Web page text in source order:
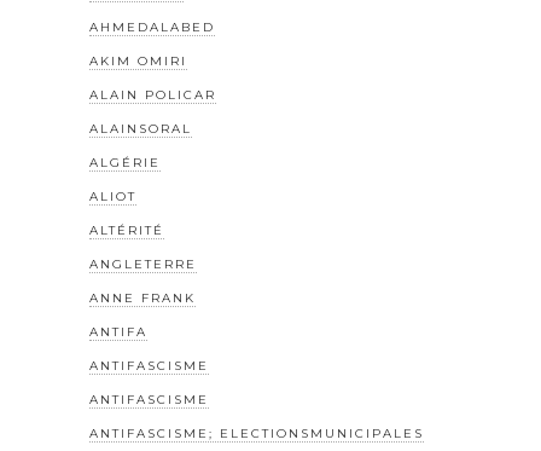
AHMEDALABED
AKIM OMIRI
ALAIN POLICAR
ALAINSORAL
ALGÉRIE
ALIOT
ALTÉRITÉ
ANGLETERRE
ANNE FRANK
ANTIFA
ANTIFASCISME
ANTIFASCISME
ANTIFASCISME; ELECTIONSMUNICIPALES